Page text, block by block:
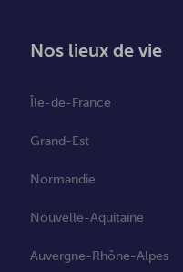
Nos lieux de vie
Île-de-France
Grand-Est
Normandie
Nouvelle-Aquitaine
Auvergne-Rhône-Alpes